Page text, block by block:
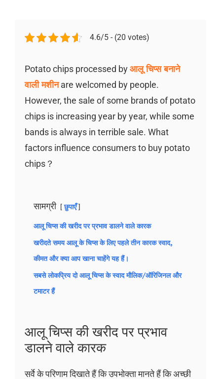
4.6/5 - (20 votes)
Potato chips processed by आलू चिप्स बनाने
वाली मशीनare welcomed by people.
However, the sale of some brands of potato
chips is increasing year by year, while some
bands is always in terrible sale. What
factors influence consumers to buy potato
chips？
सामग्री छुपाएँ
आलू चिप्स की खरीद पर प्रभाव डालने वाले कारक
खरीदते समय आलू के चिप्स के लिए पहले तीन कारक स्वाद,
कीमत और क्या आप खाना चाहेंगे यह हैं।
सबसे लोकप्रिय दो आलू चिप्स के स्वाद मौलिक/ऑरिजिनल और
टमाटर हैं
आलू चिप्स की खरीद पर प्रभाव
डालने वाले कारक
सर्वे के परिणाम दिखाते हैं कि उपभोक्ता मानते हैं कि अच्छी